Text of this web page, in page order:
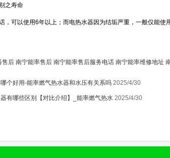
之寿命
，可以使用6年以上；而电热水器因为结垢严重，一般仅能使
售后 南宁能率售后 南宁能率售后服务电话 南宁能率维修地址
个好用-能率燃气热水器和水压有关系吗 2025/4/30
有哪些区别【对比介绍】_能率燃气热水 2025/4/30